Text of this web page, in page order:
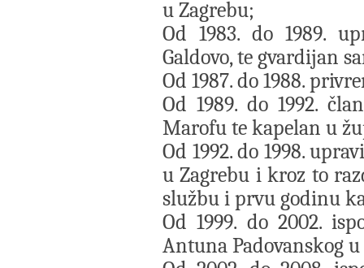
u Zagrebu;
Od 1983. do 1989.
Galdovo, te gvardijan
Od 1987. do 1988.
Od 1989. do 1992.
Marofu te kapelan u
Od 1992. do 1998.
u Zagrebu i kroz to
službu i prvu godinu
Od 1999. do 2002.
Antuna Padovanskog